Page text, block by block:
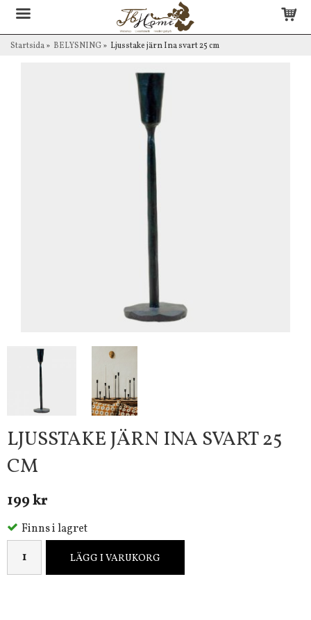
Startsida» BELYSNING» Ljusstake järn Ina svart 25 cm
LJUSSTAKE JÄRN INA SVART 25
CM
199 kr
Finns i lagret
LÄGG I VARUKORG